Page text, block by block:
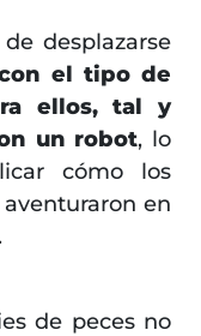
desplazarse
el tipo de
ellos, tal y
un robot, lo
cómo los
en
de peces no